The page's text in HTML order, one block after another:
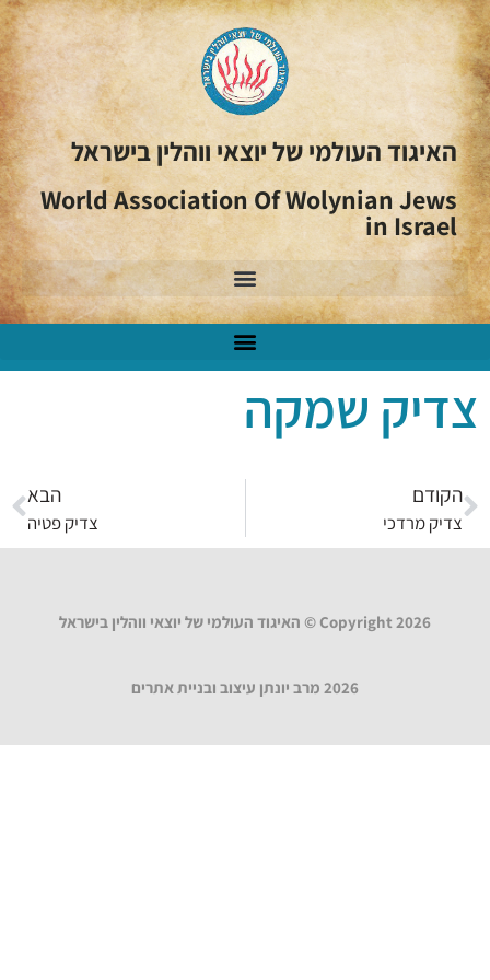
האיגוד העולמי של יוצאי ווהלין בישראל
World Association Of Wolynian Jews
in Israel
צדיק שמקה
הקודם
צדיק מרדכי
הבא
צדיק פטיה
Copyright 2026 © האיגוד העולמי של יוצאי ווהלין בישראל
2026 מרב יונתן עיצוב ובניית אתרים